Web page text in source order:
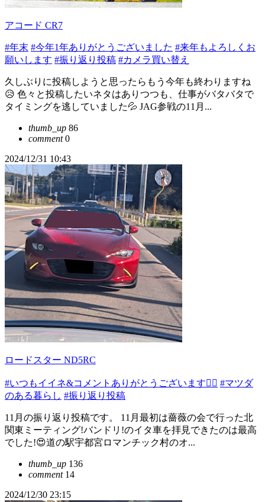
アコード CR7
#年末 #今年1年ありがとうございました #来年もよろしくお
願いします #振り返り投稿 #カメラ買い替え
久しぶりに投稿しようと思ったらもう今年も終わりますね
😥 色々と投稿したいネタはありつつも、仕事がバタバタで
タイミングを逃していました💦 JAG参戦の11月...
thumb_up 86
comment0
2024/12/31 10:43
ロードスター ND5RC
#いつもイイネ&コメントありがとうございます🙇‍♂️ #マツダ
のある暮らし #振り返り投稿
11月の振り返り投稿です。 11月最初は薔薇の会で行った北
関東ミーティング!バンドリ!のイタ車を拝見できたのは最高
でした!😍道の駅宇都宮ロマンチック村のオ...
thumb_up 136
comment14
2024/12/30 23:15